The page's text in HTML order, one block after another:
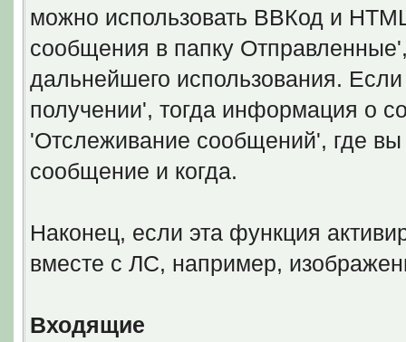
можно использовать ВВКод и
сообщения в папку
дальнейшего использования.
получении', тогда информация о
'Отслеживание сообщений', где
сообщение и когда.
Наконец, если эта функция
вместе с ЛС, например,
Входящие